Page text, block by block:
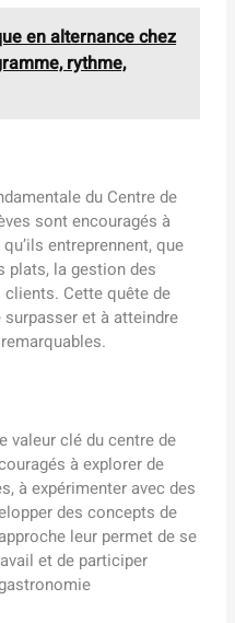
en alternance chez
rythme,
du Centre de
sont encouragés à
entreprennent, que
plats, la gestion des
Cette quête de
et à atteindre
valeur clé du centre de
à explorer de
à expérimenter avec des
des concepts de
leur permet de se
et de participer